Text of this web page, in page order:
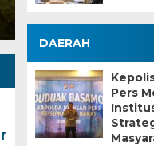
DAERAH
Pers